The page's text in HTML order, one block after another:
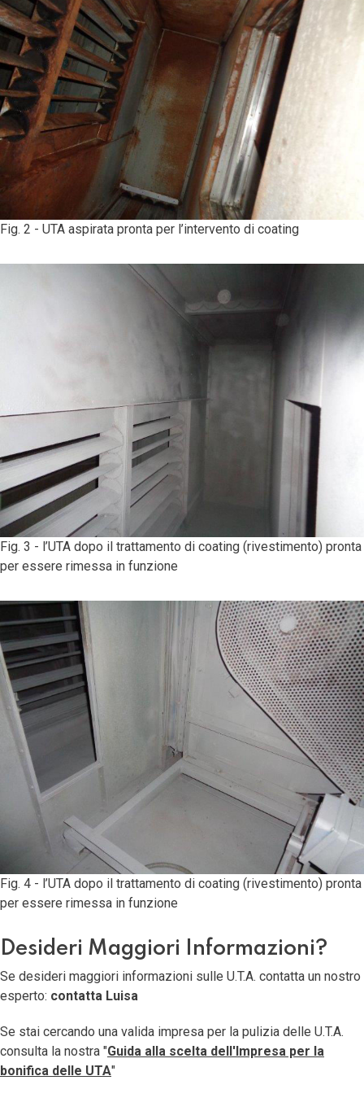
Fig. 2 - UTA aspirata pronta per l’intervento di coating
Fig. 3 - l’UTA dopo il trattamento di coating (rivestimento) pronta
per essere rimessa in funzione
Fig. 4 - l’UTA dopo il trattamento di coating (rivestimento) pronta
per essere rimessa in funzione
Desideri Maggiori Informazioni?
Se desideri maggiori informazioni sulle U.T.A. contatta un nostro
esperto: contatta Luisa
Se stai cercando una valida impresa per la pulizia delle U.T.A.
consulta la nostra "Guida alla scelta dell'Impresa per la
bonifica delle UTA"